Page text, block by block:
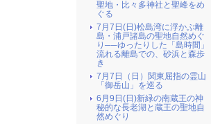
聖地・比々多神社と聖峰をめ
ぐる
7月7日(日)松島湾に浮かぶ離
島・浦戸諸島の聖地自然めぐ
り──ゆったりした「島時間」
流れる離島での、砂浜と森歩
き
7月7日（日）関東屈指の霊山
「御岳山」を巡る
6月9日(日)新緑の南蔵王の神
秘的な長老湖と蔵王の聖地自
然めぐり